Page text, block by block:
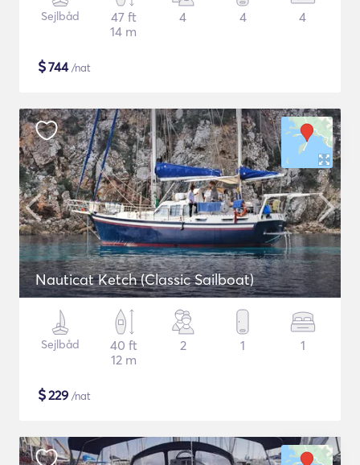
Sejlbåd
47 ft
14 m
4 4 4
$744/nat
Nauticat Ketch (Classic Sailboat)
Sejlbåd
40 ft
12 m
2 1 1
$229 /nat